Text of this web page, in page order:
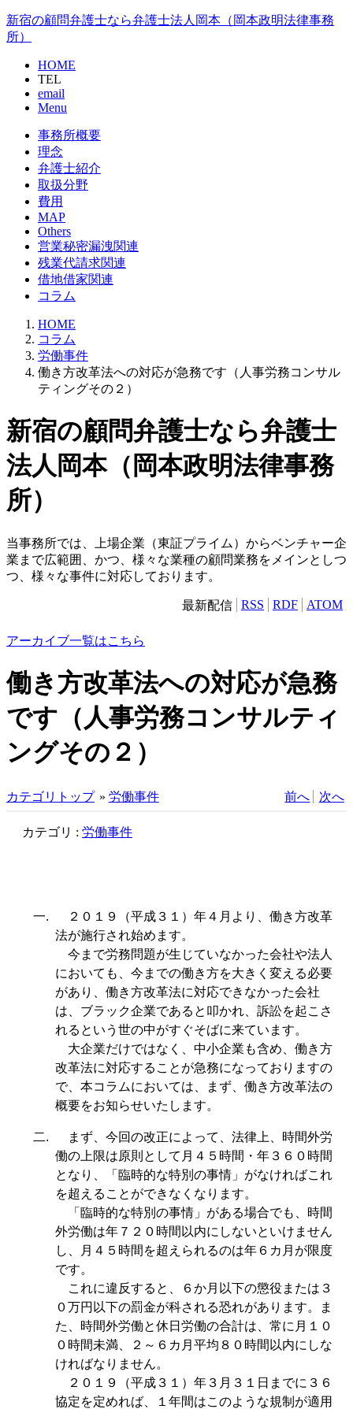
新宿の顧問弁護士なら弁護士法人岡本（岡本政明法律事務
所）
HOME
TEL
email
Menu
事務所概要
理念
弁護士紹介
取扱分野
費用
MAP
Others
営業秘密漏洩関連
残業代請求関連
借地借家関連
コラム
HOME
コラム
労働事件
働き方改革法への対応が急務です（人事労務コンサル
ティングその２）
新宿の顧問弁護士なら弁護士
法人岡本（岡本政明法律事務
所）
当事務所では、上場企業（東証プライム）からベンチャー企
業まで広範囲、かつ、様々な業種の顧問業務をメインとしつ
つ、様々な事件に対応しております。
最新配信 RSS RDF ATOM
アーカイブ一覧はこちら
働き方改革法への対応が急務
です（人事労務コンサルティ
ングその２）
カテゴリトップ » 労働事件 前へ 次へ
カテゴリ : 労働事件
一.
２０１９（平成３１）年４月より、働き方改革
法が施行され始めます。
今まで労務問題が生じていなかった会社や法人
においても、今までの働き方を大きく変える必要
があり、働き方改革法に対応できなかった会社
は、ブラック企業であると叩かれ、訴訟を起こさ
れるという世の中がすぐそばに来ています。
大企業だけではなく、中小企業も含め、働き方
改革法に対応することが急務になっておりますの
で、本コラムにおいては、まず、働き方改革法の
概要をお知らせいたします。
二.
まず、今回の改正によって、法律上、時間外労
働の上限は原則として月４５時間・年３６０時間
となり、「臨時的な特別の事情」がなければこれ
を超えることができなくなります。
「臨時的な特別の事情」がある場合でも、時間
外労働は年７２０時間以内にしないといけません
し、月４５時間を超えられるのは年６カ月が限度
です。
これに違反すると、６か月以下の懲役または３
０万円以下の罰金が科される恐れがあります。ま
た、時間外労働と休日労働の合計は、常に月１０
０時間未満、２～６カ月平均８０時間以内にしな
ければなりません。
２０１９（平成３１）年３月３１日までに３６
協定を定めれば、１年間はこのような規制が適用